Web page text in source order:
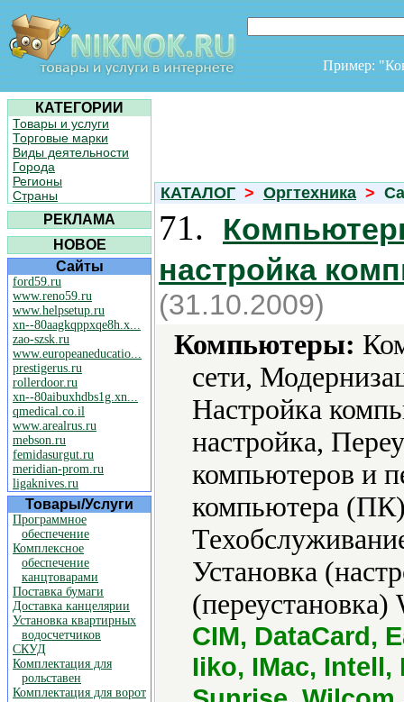
Пример:
КАТЕГОРИИ
Товары и услуги
Торговые марки
Виды деятельности
Города
Регионы
Страны
РЕКЛАМА
НОВОЕ
Сайты
ford59.ru
www.reno59.ru
www.helpsetup.ru
xn--80aagkqppxqe8h.x...
zao-szsk.ru
www.europeaneducatio...
prestigerus.ru
rollerdoor.ru
xn--80aibuxhdbs1g.xn...
qmedical.co.il
www.arealrus.ru
mebson.ru
femidasurgut.ru
meridian-prom.ru
ligaknives.ru
Товары/Услуги
Программное
обеспечение
Комплексное
обеспечение
канцтоварами
Поставка бумаги
Доставка канцелярии
Установка квартирных
водосчетчиков
СКУД
Комплектация для
рольставен
Комплектация для ворот
КАТАЛОГ > Оргтехника >
71.
настройка
(31.10.2009)
Компьютеры:
сети,
Настройка
настройка,
компьютеров и
компьютера
Установка
CIM, DataCard,
Iiko, IMac, Intell,